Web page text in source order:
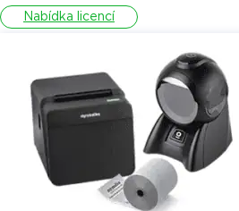
Nabídka licencí